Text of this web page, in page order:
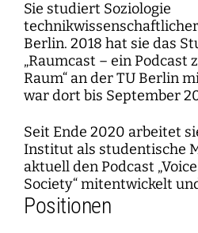
Sie studiert Soziologie
Berlin. 2018 hat sie das
„Raumcast – ein Podcast
Raum“ an der TU Berlin
war dort bis September
Seit Ende 2020 arbeitet
Institut als studentische
aktuell den Podcast
Society“ mitentwickelt
Positionen